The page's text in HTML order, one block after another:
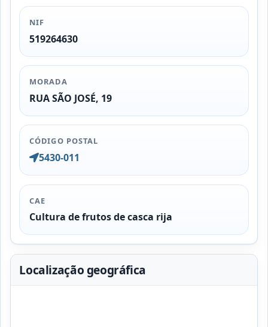
NIF
519264630
MORADA
RUA SÃO JOSÉ, 19
CÓDIGO POSTAL
5430-011
CAE
Cultura de frutos de casca rija
Localização geográfica